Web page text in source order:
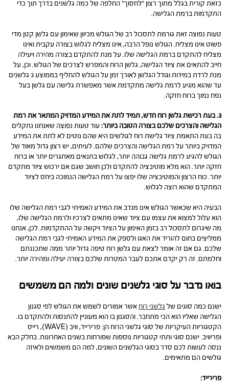
כזאת קורית בגלל מתוך רצון “לחסוך” החלפה של כמה גלשנים בדרך תוך כדי
התקדמות ברמת הגלישה.
טעות נפוצה זאת גורמת לתסכול רב של הגולש מכיוון שאימון עם גלשן קטן מדי
פשוט אינו מצליח. הגולש נופל הרבה, אינו מצליח לגלוש בצורה עקבית ואינו
מצליח להתקדם ברמת הגלישה שלו. על מנת להתקדם בצורה מהירה ויעילה
חייב להתאים את ציוד הגלישה, גלשן הרוח והמפרש לצרכים של הגולש. וכן, על
מנת לרדת במידות וגודל הגלשן לאורך זמן על הגולש להחליף בממוצע 3 גלשנים
עד שהוא מגיע לרמת גלישה מתקדמת אשר מאפשרת גלישה עם גלשן בעל
נפח נמוך ברוח חזקה.
3. בעת רכישת גלשן רוח חדש, תמיד לתת את המידע המדויק המתאר את רמת
הגלישה והצרכים שלכם בצורה הטובה ביותר: עוד טעות נפוצה שאנחנו נתקלים
בה בעת התאמת ציוד גלישת רוח לגולשים היא שהם נוטים לא לתת את המידע
המדויק ביותר על רמת הגלישה והצרכים שלהם. לעיתים, יש רצון גדול מאוד של
הגולש להגיע לרמת גלישה גבוהה יותר, לגלוש בתנאים מאתגרים יותר או ברוח
חזקה יותר. הוא מלא מוטיבציה להתקדם ולכן חושב שגם אם ירכוש ציוד מתקדם
יותר. כוח הרצון והמוטיבציה שלו יפצו על רמת הגלישה הנמוכה ביחס לציוד
המתקדם שהוא רוצה לגלוש.
הבעיה היא שכאשר הגולש אינו מנדב את המידע האמיתי לגבי רמת הגלישה שלו
הוא עלול למצוא את עצמו עם ציוד שאינו מתאים לצרכיו ולרמת הגלישה שלו,
מה שיגרום לתסכול רב בזמן האימון על הציוד ויקשה על ההתקדמות. לכן, אנחנו
ממליצים בחום להוריד את האגו ולספק את המידע האמיתי לגבי רמת הגלישה
שלכם. גם אם זה אומר לצאת עם גלשן רוח טיפה גדול יותר ממה שתכננתם
וחלמתם. זה רק יקדם אתכם לעבר המטרות שלכם בצורה יעילה ומהירה יותר.
בואו נדבר על סוגי גלשנים שונים ולמה הם משמשים
ישנם כמה סוגים של גלשני רוח אשר אמורים לשמש את הגולש לפי סגנון
הגלישה שאליו הוא הכי מתחבר. והסגנון בו הוא מעוניין להתנסות ולהתקדם בו.
הקטגוריות העיקריות של סוגי גלשני הרוח הן: פרירייד, וויב (WAVE), רייס
ופריוויב. ישנם סוגי ותתי קטגוריות נוספות שפורחות בשנים האחרונות. בחלק הבא
ננסה לעשות לכם סדר בסוגי הגלשנים השונים, למה הם משמשים ולאיזה
גולשים הם מתאימים.
פרירייד: